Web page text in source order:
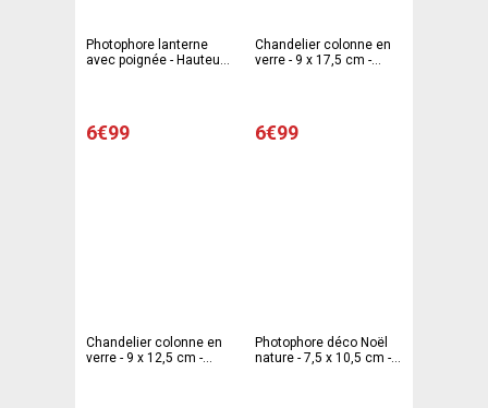
Photophore lanterne
avec poignée - Hauteur
6€99
Chandelier colonne en
verre - 9 x 17,5 cm -
6€99
Chandelier colonne en
verre - 9 x 12,5 cm -
Photophore déco Noël
nature - 7,5 x 10,5 cm -